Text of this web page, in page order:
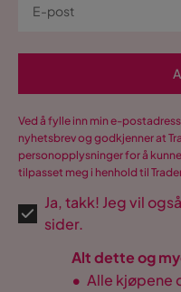
Ved å fylle inn min e-
nyhetsbrev og godkjenner at
personopplysninger for å
tilpasset meg i henhold til
Ja, takk! Jeg vil
sider.
Alt dette og
• Alle kjøpene